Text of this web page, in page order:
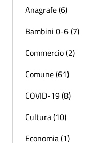
Anagrafe (6)
Bambini 0-6 (7)
Commercio (2)
Comune (61)
COVID-19 (8)
Cultura (10)
Economia (1)